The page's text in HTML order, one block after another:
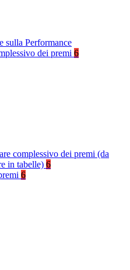
sulla Performance
dei premi 6
complessivo dei premi (da
in tabelle) 6
6